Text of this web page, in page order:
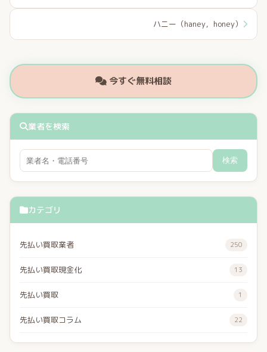
ハニー（haney，honey）
今すぐ無料相談
業者を検索
検索
カテゴリ
先払い買取業者 250
先払い買取現金化 13
先払い買取 1
先払い買取コラム 22